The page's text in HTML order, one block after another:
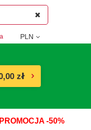
PLN
zł
PROMOCJA -50%